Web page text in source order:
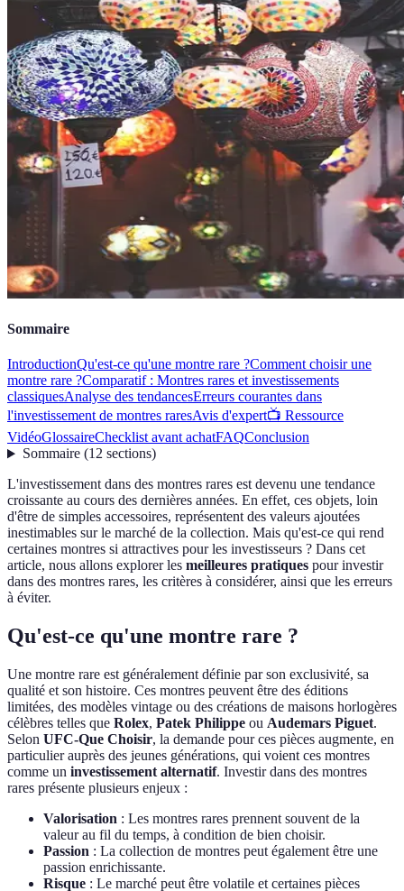
Sommaire
IntroductionQu'est-ce qu'une montre rare ?Comment choisir une
montre rare ?Comparatif : Montres rares et investissements
classiquesAnalyse des tendancesErreurs courantes dans
l'investissement de montres raresAvis d'expert📺 Ressource
VidéoGlossaireChecklist avant achatFAQConclusion
Sommaire(12 sections)
L'investissement dans des montres rares est devenu une tendance
croissante au cours des dernières années. En effet, ces objets, loin
d'être de simples accessoires, représentent des valeurs ajoutées
inestimables sur le marché de la collection. Mais qu'est-ce qui rend
certaines montres si attractives pour les investisseurs ? Dans cet
article, nous allons explorer les meilleures pratiques pour investir
dans des montres rares, les critères à considérer, ainsi que les erreurs
à éviter.
Qu'est-ce qu'une montre rare ?
Une montre rare est généralement définie par son exclusivité, sa
qualité et son histoire. Ces montres peuvent être des éditions
limitées, des modèles vintage ou des créations de maisons horlogères
célèbres telles que Rolex, Patek Philippe ou Audemars Piguet.
Selon UFC-Que Choisir, la demande pour ces pièces augmente, en
particulier auprès des jeunes générations, qui voient ces montres
comme un investissement alternatif. Investir dans des montres
rares présente plusieurs enjeux :
Valorisation : Les montres rares prennent souvent de la
valeur au fil du temps, à condition de bien choisir.
Passion : La collection de montres peut également être une
passion enrichissante.
Risque : Le marché peut être volatile et certaines pièces